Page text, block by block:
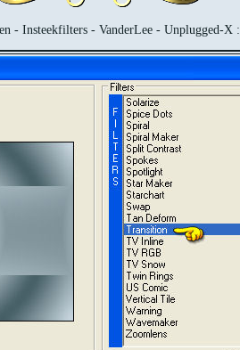
- Insteekfilters - VanderLee - Unplugged-X :